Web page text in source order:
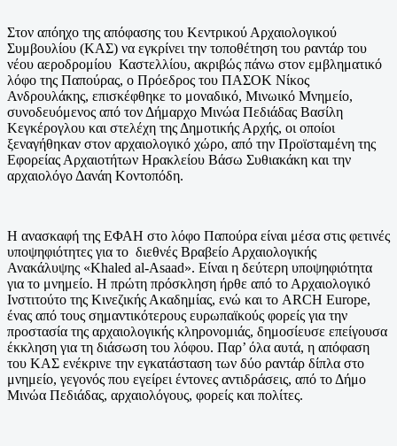
Στον απόηχο της απόφασης του Κεντρικού Αρχαιολογικού
Συμβουλίου (ΚΑΣ) να εγκρίνει την τοποθέτηση του ραντάρ του
νέου αεροδρομίου Καστελλίου, ακριβώς πάνω στον εμβληματικό
λόφο της Παπούρας, ο Πρόεδρος του ΠΑΣΟΚ Νίκος
Ανδρουλάκης, επισκέφθηκε το μοναδικό, Μινωικό Μνημείο,
συνοδευόμενος από τον Δήμαρχο Μινώα Πεδιάδας Βασίλη
Κεγκέρογλου και στελέχη της Δημοτικής Αρχής, οι οποίοι
ξεναγήθηκαν στον αρχαιολογικό χώρο, από την Προϊσταμένη της
Εφορείας Αρχαιοτήτων Ηρακλείου Βάσω Συθιακάκη και την
αρχαιολόγο Δανάη Κοντοπόδη.
Η ανασκαφή της ΕΦΑΗ στο λόφο Παπούρα είναι μέσα στις φετινές
υποψηφιότητες για το διεθνές Βραβείο Αρχαιολογικής
Ανακάλυψης «Khaled al-Asaad». Είναι η δεύτερη υποψηφιότητα
για το μνημείο. Η πρώτη πρόσκληση ήρθε από το Αρχαιολογικό
Ινστιτούτο της Κινεζικής Ακαδημίας, ενώ και το ARCH Europe,
ένας από τους σημαντικότερους ευρωπαϊκούς φορείς για την
προστασία της αρχαιολογικής κληρονομιάς, δημοσίευσε επείγουσα
έκκληση για τη διάσωση του λόφου. Παρ’ όλα αυτά, η απόφαση
του ΚΑΣ ενέκρινε την εγκατάσταση των δύο ραντάρ δίπλα στο
μνημείο, γεγονός που εγείρει έντονες αντιδράσεις, από το Δήμο
Μινώα Πεδιάδας, αρχαιολόγους, φορείς και πολίτες.